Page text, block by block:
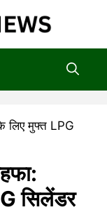
सिलेंडर